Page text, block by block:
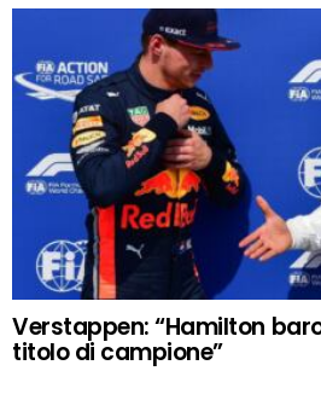
Verstappen: “Hamilton
titolo di campione”